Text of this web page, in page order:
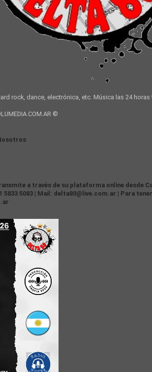
rock, dance, electrónica, etc. Música las 24
©
a través de su plataforma online desde
5833 5083 | Mail: delta80@live.com.ar | Para